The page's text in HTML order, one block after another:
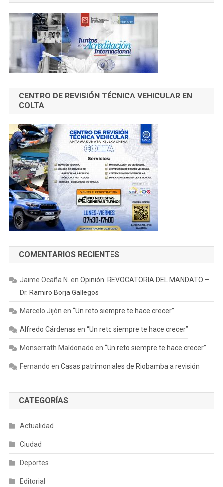
CENTRO DE REVISIÓN TÉCNICA VEHICULAR EN
COLTA
COMENTARIOS RECIENTES
Jaime Ocaña N. en Opinión. REVOCATORIA DEL MANDATO –
Dr. Ramiro Borja Gallegos
Marcelo Jijón en “Un reto siempre te hace crecer”
Alfredo Cárdenas en “Un reto siempre te hace crecer”
Monserrath Maldonado en “Un reto siempre te hace crecer”
Fernando en Casas patrimoniales de Riobamba a revisión
CATEGORÍAS
Actualidad
Ciudad
Deportes
Editorial